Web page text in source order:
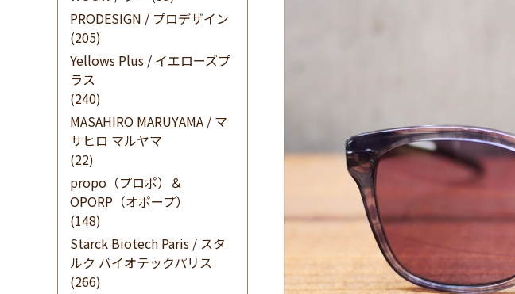
PRODESIGN / プロデザイン
(205)
Yellows Plus / イエローズプ
ラス
(240)
MASAHIRO MARUYAMA / マ
サヒロ マルヤマ
(22)
propo（プロポ）＆
OPORP（オポープ）
(148)
Starck Biotech Paris / スタ
ルク バイオテックパリス
(266)